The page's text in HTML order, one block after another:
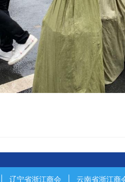
辽宁省浙江商会 云南省浙江商